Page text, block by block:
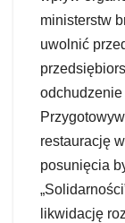
ministerstw
uwolnić
restaurację
posunięcia
likwidację